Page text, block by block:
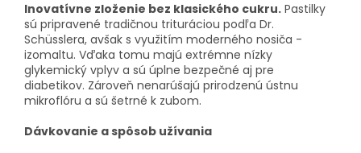
Inovatívne zloženie bez klasického cukru. Pastilky
sú pripravené tradičnou trituráciou podľa Dr.
Schüsslera, avšak s využitím moderného nosiča -
izomaltu. Vďaka tomu majú extrémne nízky
glykemický vplyv a sú úplne bezpečné aj pre
diabetikov. Zároveň nenarúšajú prirodzenú ústnu
mikroflóru a sú šetrné k zubom.
Dávkovanie a spôsob užívania